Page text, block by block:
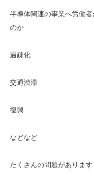
半導体関連の事業へ労働
のか
過疎化
交通渋滞
復興
などなど
たくさんの問題があります